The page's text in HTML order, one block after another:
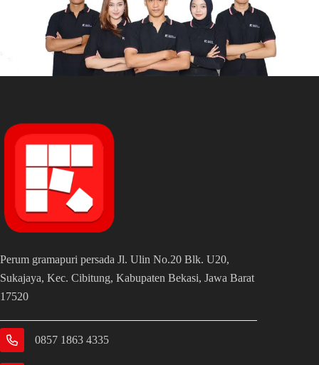
Perum gramapuri persada Jl. Ulin No.20 Blk. U20,
Sukajaya, Kec. Cibitung, Kabupaten Bekasi, Jawa Barat
17520
0857 1863 4335